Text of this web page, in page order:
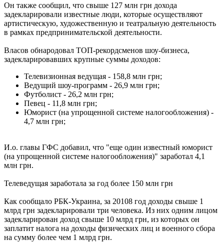
Он также сообщил, что свыше 127 млн грн дохода
задекларировали известные люди, которые осуществляют
артистическую, художественную и театральную деятельность
в рамках предпринимательской деятельности.
Власов обнародовал ТОП-рекордсменов шоу-бизнеса,
задекларировавших крупные суммы доходов:
Телевизионная ведущая - 158,8 млн грн;
Ведущий шоу-программ - 26,9 млн грн;
Футболист - 26,2 млн грн;
Певец - 11,8 млн грн;
Юморист (на упрощенной системе налогообложения) -
4,7 млн грн;
И.о. главы ГФС добавил, что "еще один известный юморист
(на упрощенной системе налогообложения)" заработал 4,1
млн грн.
Телеведущая заработала за год более 150 млн грн
Как сообщало РБК-Украина, за 20108 год доходы свыше 1
млрд грн задекларировали три человека. Из них одним лицом
задекларирован доход свыше 10 млрд грн, из которых он
заплатит налога на доходы физических лиц и военного сбора
на сумму более чем 1 млрд грн.